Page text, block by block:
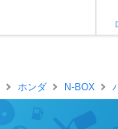
ホンダ N-BOX